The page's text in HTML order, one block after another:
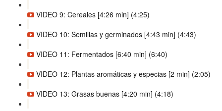
VIDEO 9: Cereales [4:26 min] (4:25)
VIDEO 10: Semillas y germinados [4:43 min] (4:43)
VIDEO 11: Fermentados [6:40 min] (6:40)
VIDEO 12: Plantas aromáticas y especias [2 min] (2:05)
VIDEO 13: Grasas buenas [4:20 min] (4:18)